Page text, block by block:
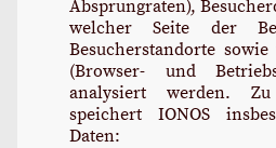
Absprungraten),
welcher Seite der
Besucherstandorte
(Browser- und
analysiert werden.
speichert IONOS
Daten: